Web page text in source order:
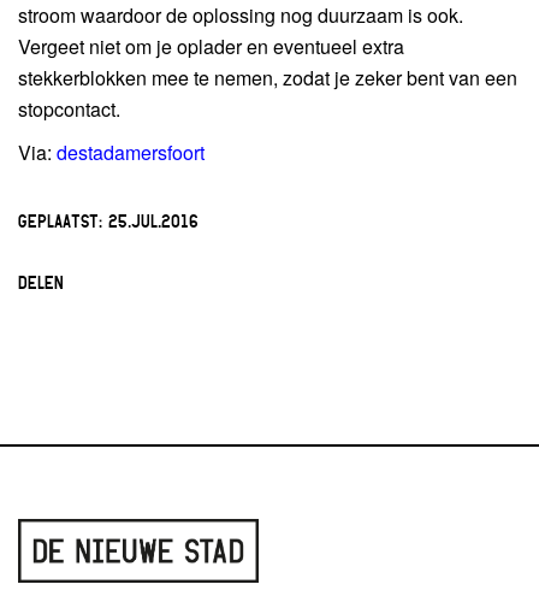
stroom waardoor de oplossing nog duurzaam is ook.
Vergeet niet om je oplader en eventueel extra
stekkerblokken mee te nemen, zodat je zeker bent van een
stopcontact.
Via: destadamersfoort
GEPLAATST: 25.JUL.2016
DELEN